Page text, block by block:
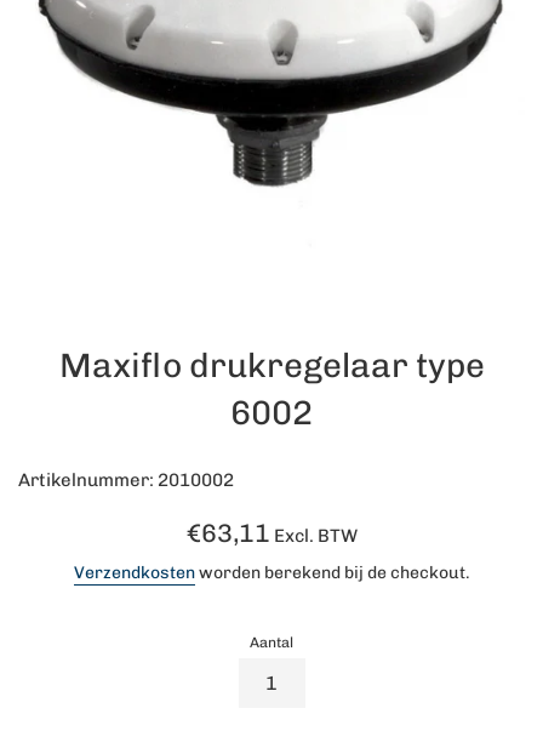
Maxiflo drukregelaar type
6002
Artikelnummer: 2010002
Normale
€63,11 Excl. BTW
Verzendkostenworden berekend bij de checkout.
Aantal